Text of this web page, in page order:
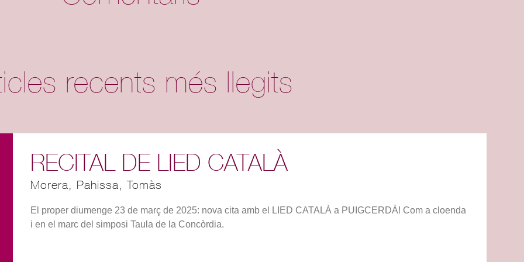
recents més llegits
RECITAL DE LIED CATALÀ
Morera, Pahissa, Tomàs
El proper diumenge 23 de març de 2025: nova cita amb el LIED CATALÀ a PUIGCERDÀ! Com a cloenda
i en el marc del simposi Taula de la Concòrdia.